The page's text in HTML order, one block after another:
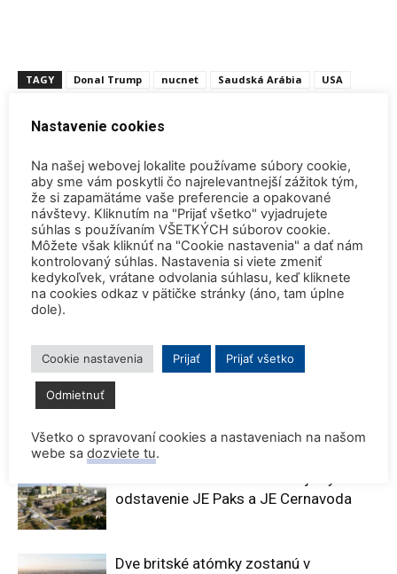
TAGY Donal Trump nucnet Saudská Arábia USA
Predchádzajúci článok
Prvé palivo zavezené na bloku
Novovoronež 2-2 generácie 3+
Ďalší článok
WANO oznamuje plány na
otvorenie pobočky a centra
podpory v Číne
SÚVISIACE ČLÁNKY VIAC OD AUTORA
odstavenie JE Paks a JE Cernavoda
Dve britské atómky zostanú v
Nastavenie cookies
Na našej webovej lokalite používame súbory cookie,
aby sme vám poskytli čo najrelevantnejší zážitok tým,
že si zapamätáme vaše preferencie a opakované
návštevy. Kliknutím na "Prijať všetko" vyjadrujete
súhlas s používaním VŠETKÝCH súborov cookie.
Môžete však kliknúť na "Cookie nastavenia" a dať nám
kontrolovaný súhlas. Nastavenia si viete zmeniť
kedykoľvek, vrátane odvolania súhlasu, keď kliknete
na cookies odkaz v pätičke stránky (áno, tam úplne
dole).
Cookie nastavenia Prijať Prijať všetko
Odmietnuť
Všetko o spravovaní cookies a nastaveniach na našom
webe sa dozviete tu.